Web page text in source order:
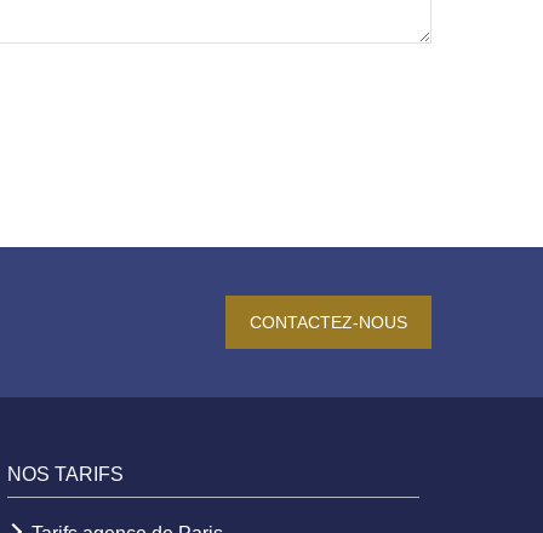
CONTACTEZ-NOUS
NOS TARIFS